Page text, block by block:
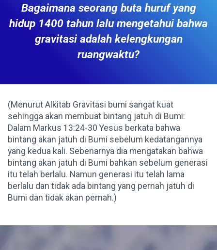
Bagaimana seorang buta huruf yang
hidup 1400 tahun lalu mengetahui bahwa
gravitasi adalah kelengkungan
ruangwaktu?
(Menurut Alkitab Gravitasi bumi sangat kuat
sehingga akan membuat bintang jatuh di Bumi:
Dalam Markus 13:24-30 Yesus berkata bahwa
bintang akan jatuh di Bumi sebelum kedatangannya
yang kedua kali. Sebenarnya dia mengatakan bahwa
bintang akan jatuh di Bumi bahkan sebelum generasi
itu telah berlalu. Namun generasi itu telah lama
berlalu dan tidak ada bintang yang pernah jatuh di
Bumi dan tidak akan pernah.)